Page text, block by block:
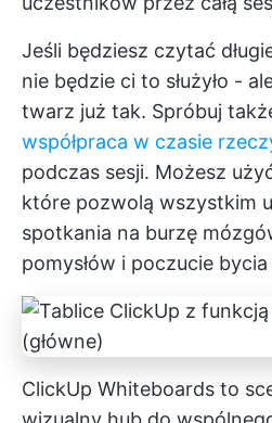
Jeśli będziesz czytać
nie będzie ci to służyło -
twarz już tak. Spróbuj
współpraca w czasie
podczas sesji. Możesz
które pozwolą wszystkim
spotkania na burzę
pomysłów i poczucie
ClickUp Whiteboards to